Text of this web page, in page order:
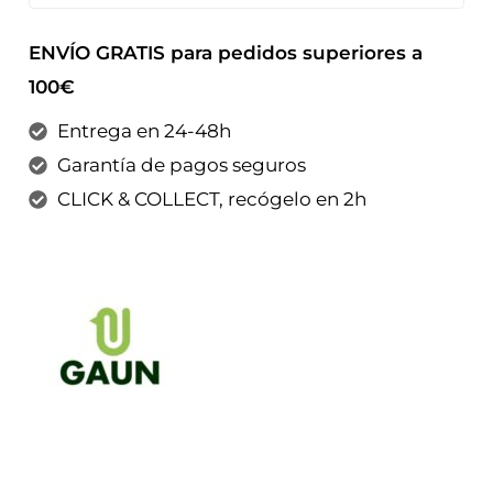
ENVÍO GRATIS para pedidos superiores a
100€
Entrega en 24-48h
Garantía de pagos seguros
CLICK & COLLECT, recógelo en 2h